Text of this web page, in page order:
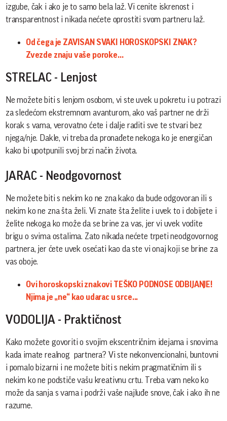
izgube, čak i ako je to samo bela laž. Vi cenite iskrenost i
transparentnost i nikada nećete oprostiti svom partneru laž.
Od čega je ZAVISAN SVAKI HOROSKOPSKI ZNAK?
Zvezde znaju vaše poroke...
STRELAC - Lenjost
Ne možete biti s lenjom osobom, vi ste uvek u pokretu i u potrazi
za sledećom ekstremnom avanturom, ako vaš partner ne drži
korak s vama, verovatno ćete i dalje raditi sve te stvari bez
njega/nje. Dakle, vi treba da pronađete nekoga ko je energičan
kako bi upotpunili svoj brzi način života.
JARAC - Neodgovornost
Ne možete biti s nekim ko ne zna kako da bude odgovoran ili s
nekim ko ne zna šta želi. Vi znate šta želite i uvek to i dobijete i
želite nekoga ko može da se brine za vas, jer vi uvek vodite
brigu o svima ostalima. Zato nikada nećete trpeti neodgovornog
partnera, jer ćete uvek osećati kao da ste vi onaj koji se brine za
vas oboje.
Ovi horoskopski znakovi TEŠKO PODNOSE ODBIJANJE!
Njima je „ne“ kao udarac u srce...
VODOLIJA - Praktičnost
Kako možete govoriti o svojim ekscentričnim idejama i snovima
kada imate realnog partnera? Vi ste nekonvencionalni, buntovni
i pomalo bizarni i ne možete biti s nekim pragmatičnim ili s
nekim ko ne podstiče vašu kreativnu crtu. Treba vam neko ko
može da sanja s vama i podrži vaše najluđe snove, čak i ako ih ne
razume.